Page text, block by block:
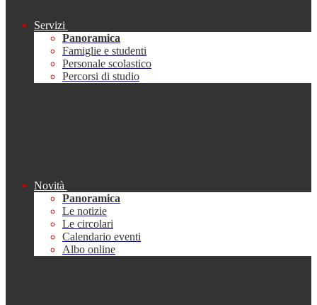
Servizi
Panoramica
Famiglie e studenti
Personale scolastico
Percorsi di studio
Novità
Panoramica
Le notizie
Le circolari
Calendario eventi
Albo online